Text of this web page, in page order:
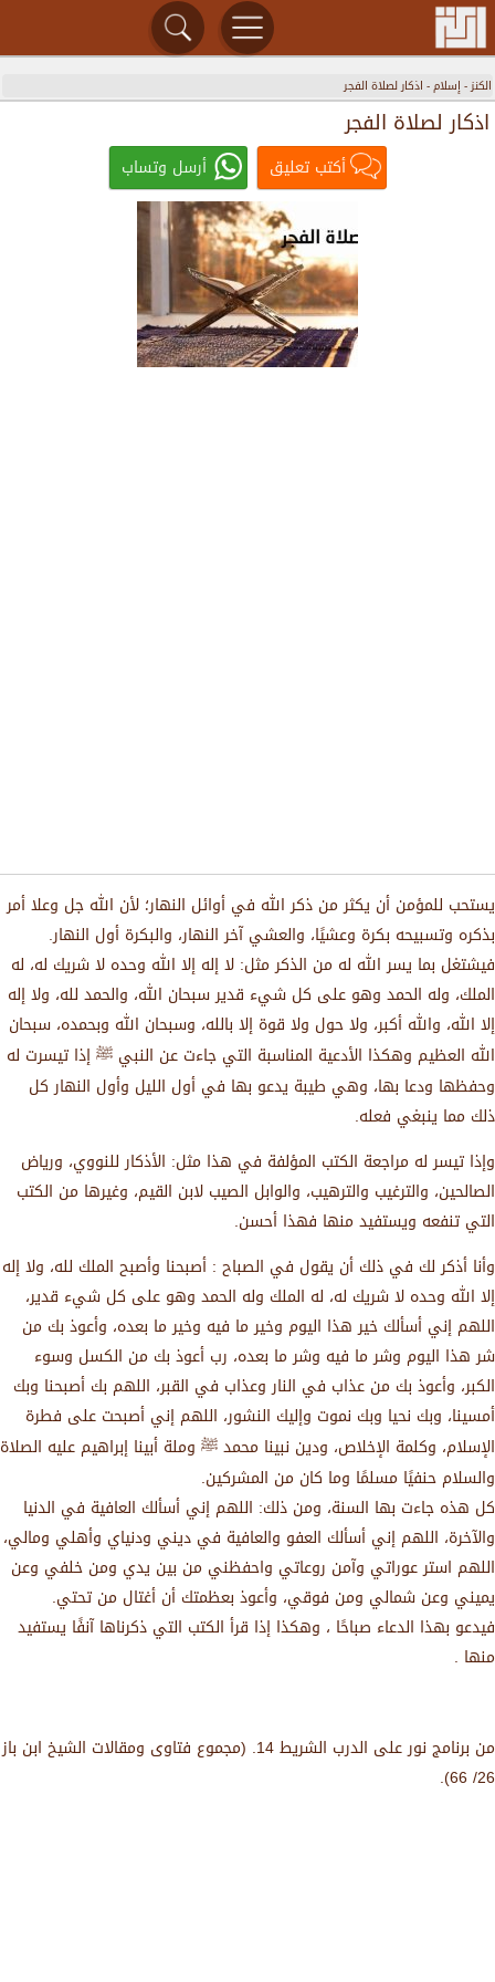
الكنز-إسلام- اذكار لصلاة الفجر
اذكار لصلاة الفجر
أكتب تعليق أرسل وتساب
يستحب للمؤمن أن يكثر من ذكر الله في أوائل النهار؛ لأن الله جل وعلا أمر
بذكره وتسبيحه بكرة وعشيًا، والعشي آخر النهار، والبكرة أول النهار.
فيشتغل بما يسر الله له من الذكر مثل: لا إله إلا الله وحده لا شريك له، له
الملك، وله الحمد وهو على كل شيء قدير سبحان الله، والحمد لله، ولا إله
إلا الله، والله أكبر، ولا حول ولا قوة إلا بالله، وسبحان الله وبحمده، سبحان
الله العظيم وهكذا الأدعية المناسبة التي جاءت عن النبي ﷺ إذا تيسرت له
وحفظها ودعا بها، وهي طيبة يدعو بها في أول الليل وأول النهار كل
ذلك مما ينبغي فعله.
وإذا تيسر له مراجعة الكتب المؤلفة في هذا مثل: الأذكار للنووي، ورياض
الصالحين، والترغيب والترهيب، والوابل الصيب لابن القيم، وغيرها من الكتب
التي تنفعه ويستفيد منها فهذا أحسن.
وأنا أذكر لك في ذلك أن يقول في الصباح : أصبحنا وأصبح الملك لله، ولا إله
إلا الله وحده لا شريك له، له الملك وله الحمد وهو على كل شيء قدير،
اللهم إني أسألك خير هذا اليوم وخير ما فيه وخير ما بعده، وأعوذ بك من
شر هذا اليوم وشر ما فيه وشر ما بعده، رب أعوذ بك من الكسل وسوء
الكبر، وأعوذ بك من عذاب في النار وعذاب في القبر، اللهم بك أصبحنا وبك
أمسينا، وبك نحيا وبك نموت وإليك النشور، اللهم إني أصبحت على فطرة
الإسلام، وكلمة الإخلاص، ودين نبينا محمد ﷺ وملة أبينا إبراهيم عليه الصلاة
والسلام حنفيًا مسلمًا وما كان من المشركين.
كل هذه جاءت بها السنة، ومن ذلك: اللهم إني أسألك العافية في الدنيا
والآخرة، اللهم إني أسألك العفو والعافية في ديني ودنياي وأهلي ومالي،
اللهم استر عوراتي وآمن روعاتي واحفظني من بين يدي ومن خلفي وعن
يميني وعن شمالي ومن فوقي، وأعوذ بعظمتك أن أغتال من تحتي.
فيدعو بهذا الدعاء صباحًا ، وهكذا إذا قرأ الكتب التي ذكرناها آنفًا يستفيد
منها .
من برنامج نور على الدرب الشريط 14. (مجموع فتاوى ومقالات الشيخ ابن باز
26/ 66).